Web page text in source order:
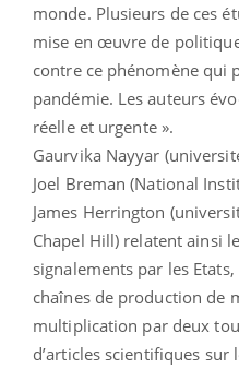
monde. Plusieurs de ces
mise en œuvre de
contre ce phénomène qui
pandémie. Les auteurs
réelle et urgente ».
Gaurvika Nayyar
Joel Breman (National
James Herrington
Chapel Hill) relatent ainsi
signalements par les
chaînes de production de
multiplication par deux
d’articles scientifiques sur